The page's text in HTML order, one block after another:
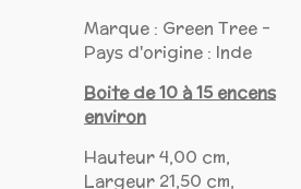
Marque : Green Tree -
Pays d'origine : Inde
Boite de 10 à 15 encens
environ
Hauteur 4,00 cm,
Largeur 21,50 cm,